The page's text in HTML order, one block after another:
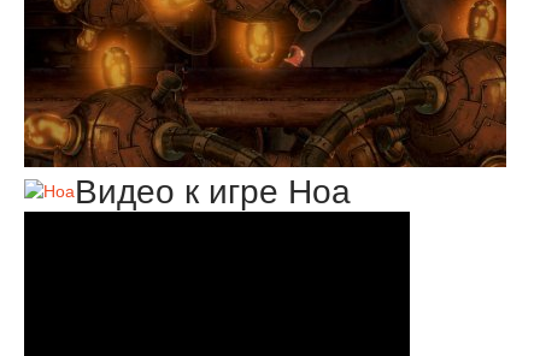
Видео к игре Hoa